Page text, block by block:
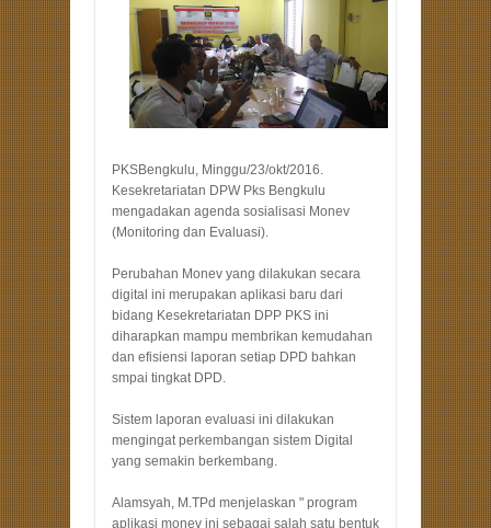
PKSBengkulu, Minggu/23/okt/2016.
Kesekretariatan DPW Pks Bengkulu
mengadakan agenda sosialisasi Monev
(Monitoring dan Evaluasi).
Perubahan Monev yang dilakukan secara
digital ini merupakan aplikasi baru dari
bidang Kesekretariatan DPP PKS ini
diharapkan mampu membrikan kemudahan
dan efisiensi laporan setiap DPD bahkan
smpai tingkat DPD.
Sistem laporan evaluasi ini dilakukan
mengingat perkembangan sistem Digital
yang semakin berkembang.
Alamsyah, M.TPd menjelaskan " program
aplikasi monev ini sebagai salah satu bentuk